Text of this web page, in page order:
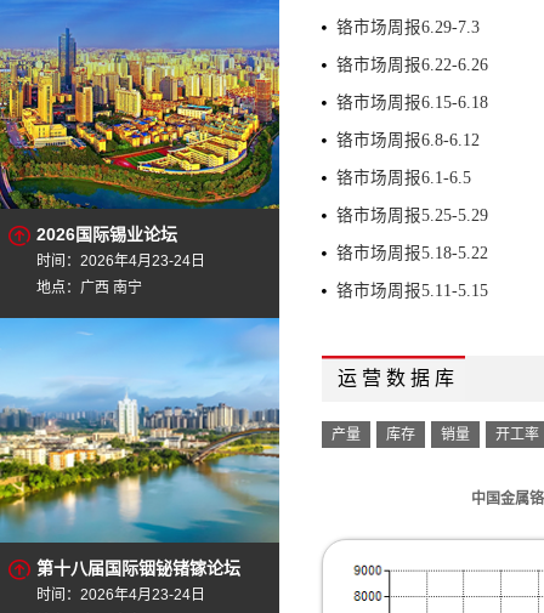
2026国际锡业论坛
时间：2026年4月23-24日
地点：广西 南宁
第十八届国际铟铋锗镓论坛
时间：2026年4月23-24日
铬市场周报6.29-7.3
铬市场周报6.22-6.26
铬市场周报6.15-6.18
铬市场周报6.8-6.12
铬市场周报6.1-6.5
铬市场周报5.25-5.29
铬市场周报5.18-5.22
铬市场周报5.11-5.15
运 营 数 据 库
产量 库存 销量 开工率
中国金属